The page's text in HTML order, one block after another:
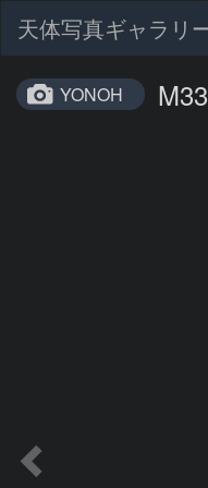
天体写真ギャラリ
YONOH